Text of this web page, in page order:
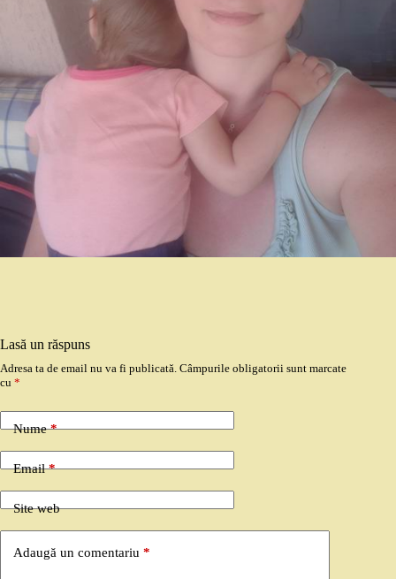
Lasă un răspuns
Adresa ta de email nu va fi publicată. Câmpurile obligatorii sunt marcate
cu *
Nume*
Email*
Site web
Adaugă un comentariu *